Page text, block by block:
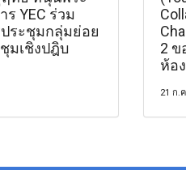
ร YEC ร่วม
ระชุมกลุ่มย่อย
มเชิงปฎิบ
2 ข
ห้อ
21 ก.